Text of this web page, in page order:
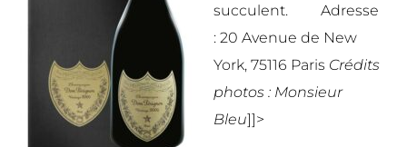
succulent. Adresse
: 20 Avenue de New
York, 75116 Paris Crédits
photos : Monsieur
Bleu]]>